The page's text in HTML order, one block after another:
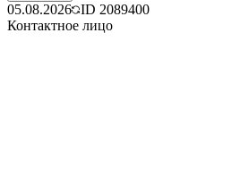
05.08.2026 ID 2089400
Контактное лицо